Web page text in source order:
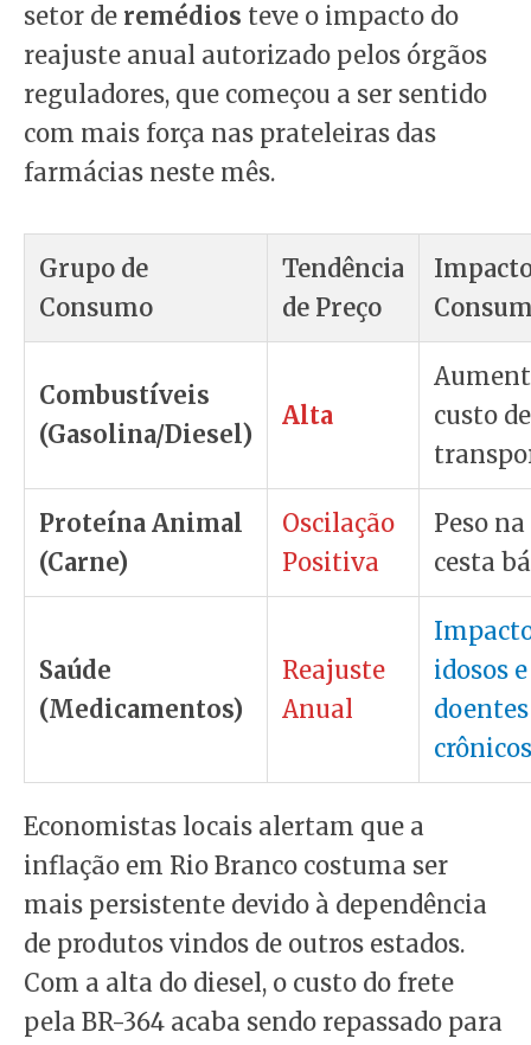
setor de remédios teve o impacto do
reajuste anual autorizado pelos órgãos
reguladores, que começou a ser sentido
com mais força nas prateleiras das
farmácias neste mês.
Grupo de
Consumo
Tendência
de Preço
Combustíveis
(Gasolina/Diesel)
Alta
custo de
Proteína Animal
(Carne)
Oscilação
Positiva
Peso na
cesta
Saúde
(Medicamentos)
Reajuste
Anual
idosos e
doentes
Economistas locais alertam que a
inflação em Rio Branco costuma ser
mais persistente devido à dependência
de produtos vindos de outros estados.
Com a alta do diesel, o custo do frete
pela BR-364 acaba sendo repassado para